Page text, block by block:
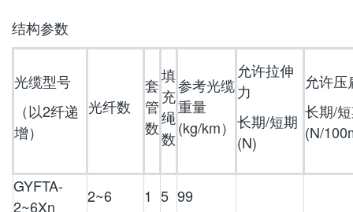
结构参数
光缆型号
（以2纤递
增）
光纤数
套
管
数
填
充
绳
数
参考光缆
重量
(kg/km）
允许拉伸
力
长期/短期
(N)
允许压
长期/
(N/
GYFTA-
2~6Xn
2~6 1 5 99